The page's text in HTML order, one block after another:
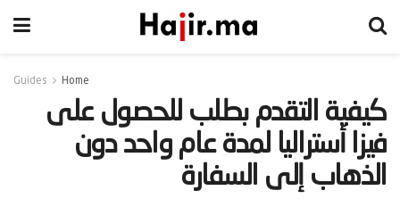
Home
Guides
‫كيفية التقدم بطلب للحصول على
فيزا أستراليا لمدة عام واحد دون
الذهاب إلى السفارة‬